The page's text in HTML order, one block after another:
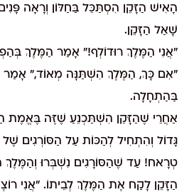
הָאִישׁ הַזָּקֵן הִסְתַּכֵּל בַּחַלּוֹן וְרָאָה
שָׁאַל הַזָּקֵן.
"אֲנִי הַמֶּלֶךְ רוּדוֹלְף!" אָמַר הַמֶּלֶךְ
"אִם כָּךְ, הַמֶּלֶךְ הִשְׁתַּנָּה מְאוֹד," אָמַר
בַּהַתְחָלָה.
אַחֲרֵי שֶׁהַזָּקֵן הִשְׁתַּכְנֵעַ שֶׁזֶּה בֶּאֱמֶת
גָּדוֹל וְהִתְחִיל לְהַכּוֹת עַל הַסּוֹרְגִים
טְרָאח! עַד שֶׁהַסּוֹרָגִים נִשְׁבְּרוּ וְהַמֶּלֶךְ
הַזָּקֵן לָקַח אֶת הַמֶּלֶךְ לְבֵיתוֹ. "אֲנִי